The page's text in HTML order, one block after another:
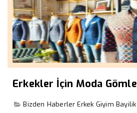
Erkekler İçin Moda
Bizden Haberler Erkek Giyim Bayilik